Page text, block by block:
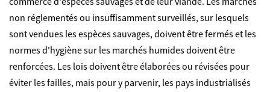
non réglementés ou insuffisamment surveillés, sur lesquels
sont vendues les espèces sauvages, doivent être fermés et les
normes d'hygiène sur les marchés humides doivent être
renforcées. Les lois doivent être élaborées ou révisées pour
éviter les failles, mais pour y parvenir, les pays industrialisés